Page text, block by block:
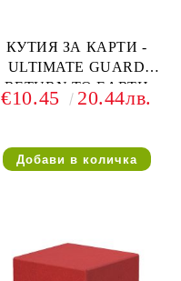
КУТИЯ ЗА КАРТИ -
ULTIMATE GUARD
RETURN TO EARTH
BOULDER DECK CASE
ОРАНЖЕВА
€10.45 20.44лв.